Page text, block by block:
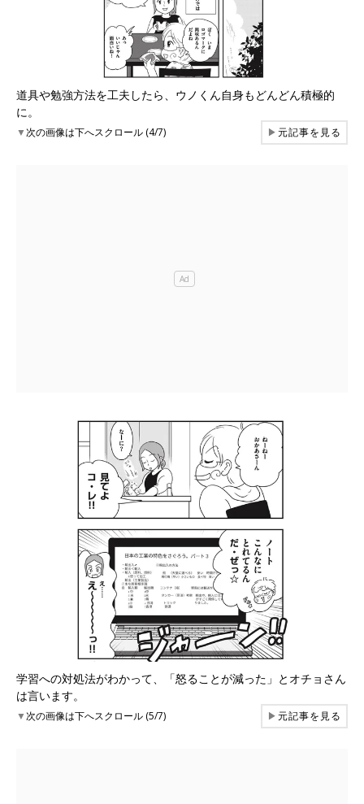
道具や勉強方法を工夫したら、ウノくん自身もどんどん積極的
に。
▼次の画像は下へスクロール (4/7) ▶元記事を見る
学習への対処法がわかって、「怒ることが減った」とオチョさん
は言います。
▼次の画像は下へスクロール (5/7) ▶元記事を見る